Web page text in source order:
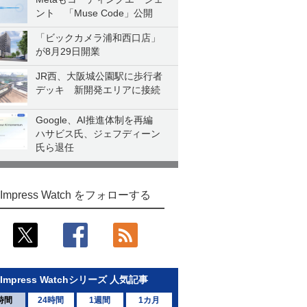
ント 「Muse Code」公開
「ビックカメラ浦和西口店」
が8月29日開業
JR西、大阪城公園駅に歩行者
デッキ 新開発エリアに接続
Google、AI推進体制を再編
ハサビス氏、ジェフディーン
氏ら退任
Impress Watch をフォローする
Impress Watchシリーズ 人気記事
間 24時間 1週間 1カ月